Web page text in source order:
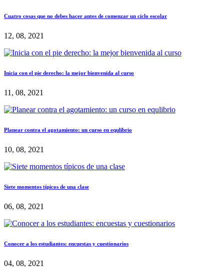
Cuatro cosas que no debes hacer antes de comenzar un ciclo escolar
12, 08, 2021
Inicia con el pie derecho: la mejor bienvenida al curso
11, 08, 2021
Planear contra el agotamiento: un curso en equlibrio
10, 08, 2021
Siete momentos típicos de una clase
06, 08, 2021
Conocer a los estudiantes: encuestas y cuestionarios
04, 08, 2021